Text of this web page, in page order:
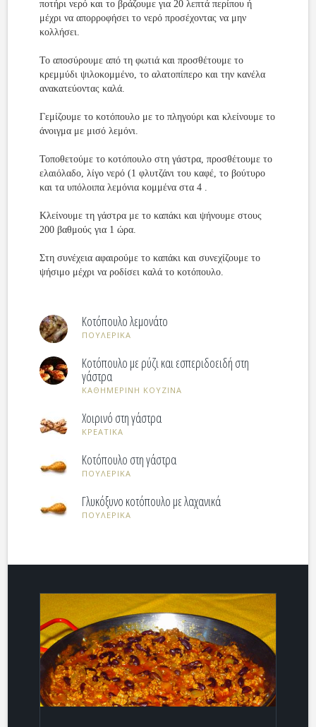
ποτήρι νερό και το βράζουμε για 20 λεπτά περίπου ή
μέχρι να απορροφήσει το νερό προσέχοντας να μην
κολλήσει.
Το αποσύρουμε από τη φωτιά και προσθέτουμε το
κρεμμύδι ψιλοκομμένο, το αλατοπίπερο και την κανέλα
ανακατεύοντας καλά.
Γεμίζουμε το κοτόπουλο με το πληγούρι και κλείνουμε το
άνοιγμα με μισό λεμόνι.
Τοποθετούμε το κοτόπουλο στη γάστρα, προσθέτουμε το
ελαιόλαδο, λίγο νερό (1 φλυτζάνι του καφέ, το βούτυρο
και τα υπόλοιπα λεμόνια κομμένα στα 4 .
Κλείνουμε τη γάστρα με το καπάκι και ψήνουμε στους
200 βαθμούς για 1 ώρα.
Στη συνέχεια αφαιρούμε το καπάκι και συνεχίζουμε το
ψήσιμο μέχρι να ροδίσει καλά το κοτόπουλο.
Κοτόπουλο λεμονάτο
ΠΟΥΛΕΡΙΚΑ
Κοτόπουλο με ρύζι και εσπεριδοειδή στη
γάστρα
ΚΑΘΗΜΕΡΙΝΗ ΚΟΥΖΙΝΑ
Χοιρινό στη γάστρα
ΚΡΕΑΤΙΚΑ
Κοτόπουλο στη γάστρα
ΠΟΥΛΕΡΙΚΑ
Γλυκόξυνο κοτόπουλο με λαχανικά
ΠΟΥΛΕΡΙΚΑ